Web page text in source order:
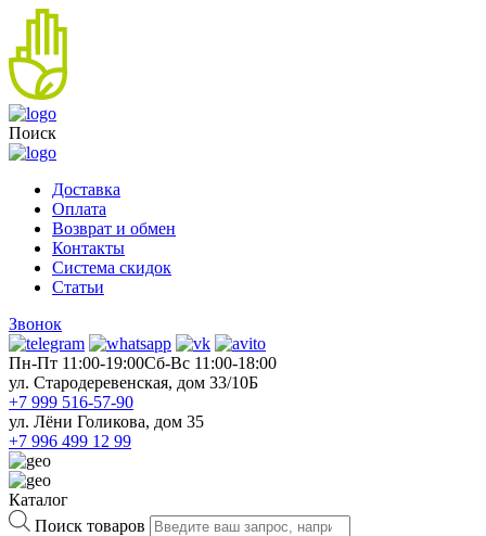
Поиск
Доставка
Оплата
Возврат и обмен
Контакты
Система скидок
Статьи
Звонок
Пн-Пт 11:00-19:00Cб-Вс 11:00-18:00
ул. Стародеревенская, дом 33/10Б
+7 999 516-57-90
ул. Лёни Голикова, дом 35
+7 996 499 12 99
Каталог
Поиск товаров